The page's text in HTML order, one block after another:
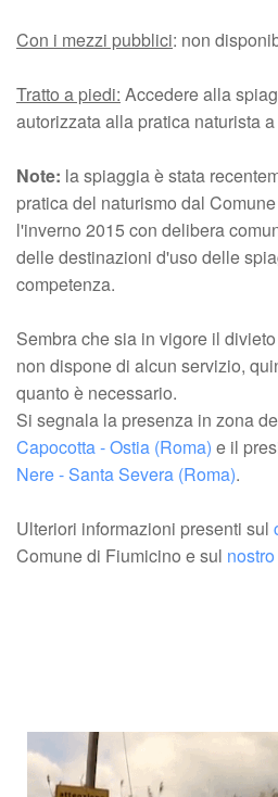
Con i mezzi pubblici: non
Tratto a piedi: Accedere alla
autorizzata alla pratica naturista
Note: la spiaggia è stata
pratica del naturismo dal
l'inverno 2015 con delibera
delle destinazioni d'uso delle
competenza.
Sembra che sia in vigore il
non dispone di alcun servizio,
quanto è necessario.
Si segnala la presenza in zona
Capocotta - Ostia (Roma) e il
Nere - Santa Severa (Roma).
Ulteriori informazioni presenti sul
Comune di Fiumicino e sul